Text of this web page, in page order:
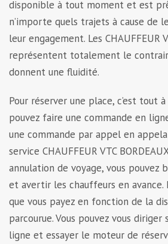
disponible à tout moment et est
n’importe quels trajets à cause de
leur engagement. Les CHAUFFEUR
représentent totalement le
donnent une fluidité.
Pour réserver une place, c’est tout
pouvez faire une commande en
une commande par appel en
service CHAUFFEUR VTC
annulation de voyage, vous pouvez
et avertir les chauffeurs en avance.
que vous payez en fonction de la
parcourue. Vous pouvez vous
ligne et essayer le moteur de